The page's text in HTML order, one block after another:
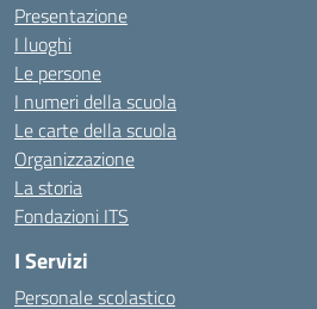
Presentazione
I luoghi
Le persone
I numeri della scuola
Le carte della scuola
Organizzazione
La storia
Fondazioni ITS
I Servizi
Personale scolastico